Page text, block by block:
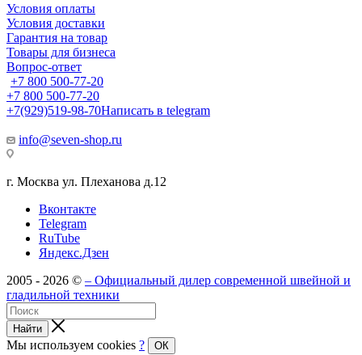
Условия оплаты
Условия доставки
Гарантия на товар
Товары для бизнеса
Вопрос-ответ
+7 800 500-77-20
+7 800 500-77-20
+7(929)519-98-70Написать в telegram
info@seven-shop.ru
г. Москва ул. Плеханова д.12
Вконтакте
Telegram
RuTube
Яндекс.Дзен
2005 - 2026 © – Официальный дилер современной швейной и
гладильной техники
Найти
Мы используем cookies ? ОК